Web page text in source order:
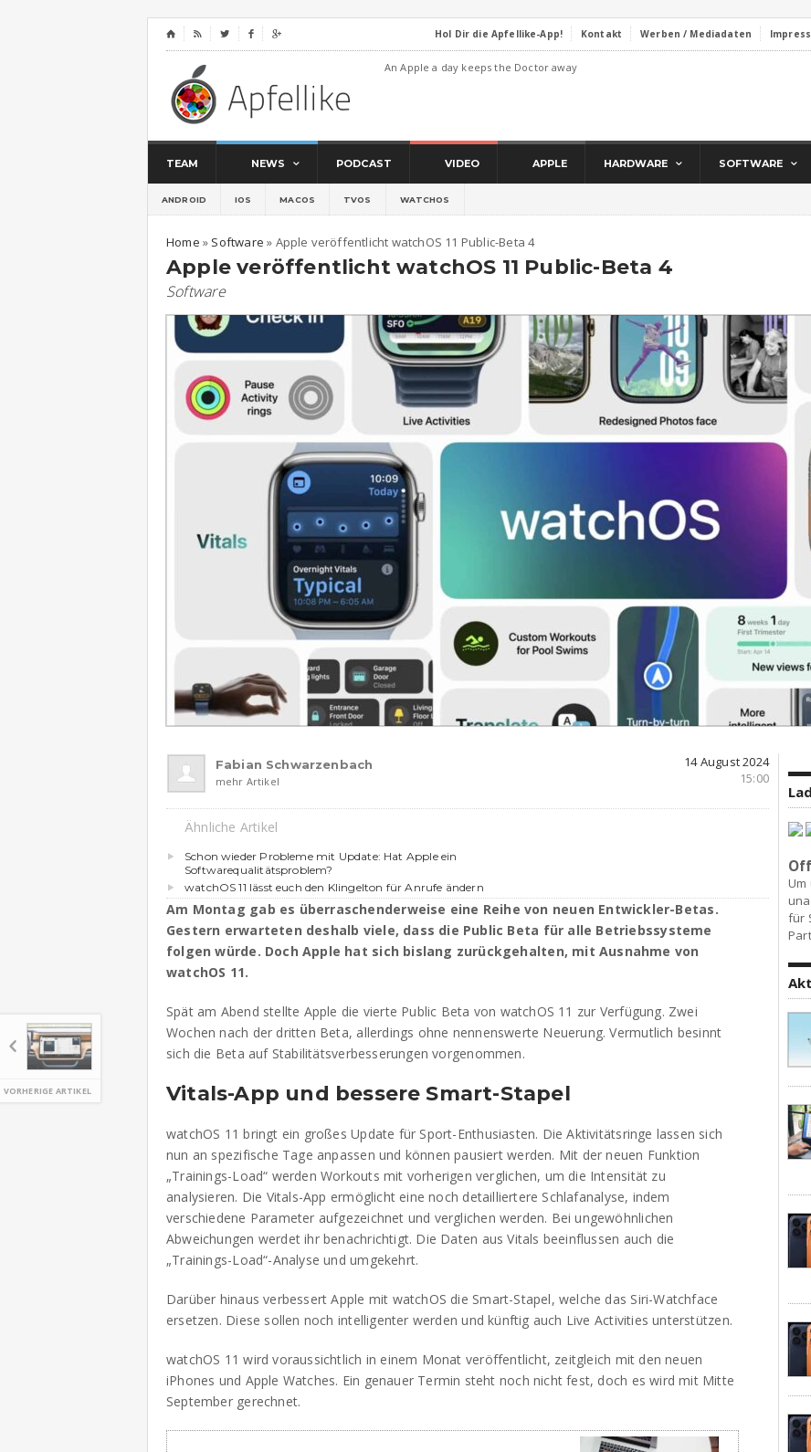
VORHERIGE ARTIKEL
⌂     Hol Dir die Apfellike-App! Kontakt Werben / Mediadaten
An Apple a day keeps the Doctor away
TEAM NEWS PODCAST VIDEO APPLE HARDWARE SOFTWARE
ANDROID IOS MACOS TVOS WATCHOS
Home » Software » Apple veröffentlicht watchOS 11 Public-Beta 4
Apple veröffentlicht watchOS 11 Public-Beta 4
Software
Fabian Schwarzenbach
mehr Artikel
14 August 2024
15:00
Ähnliche Artikel
Schon wieder Probleme mit Update: Hat Apple ein
Softwarequalitätsproblem?
watchOS 11 lässt euch den Klingelton für Anrufe ändern
Am Montag gab es überraschenderweise eine Reihe von neuen Entwickler-Betas.
Gestern erwarteten deshalb viele, dass die Public Beta für alle Betriebssysteme
folgen würde. Doch Apple hat sich bislang zurückgehalten, mit Ausnahme von
watchOS 11.
Spät am Abend stellte Apple die vierte Public Beta von watchOS 11 zur Verfügung. Zwei
Wochen nach der dritten Beta, allerdings ohne nennenswerte Neuerung. Vermutlich besinnt
sich die Beta auf Stabilitätsverbesserungen vorgenommen.
Vitals-App und bessere Smart-Stapel
watchOS 11 bringt ein großes Update für Sport-Enthusiasten. Die Aktivitätsringe lassen sich
nun an spezifische Tage anpassen und können pausiert werden. Mit der neuen Funktion
„Trainings-Load“ werden Workouts mit vorherigen verglichen, um die Intensität zu
analysieren. Die Vitals-App ermöglicht eine noch detailliertere Schlafanalyse, indem
verschiedene Parameter aufgezeichnet und verglichen werden. Bei ungewöhnlichen
Abweichungen werdet ihr benachrichtigt. Die Daten aus Vitals beeinflussen auch die
„Trainings-Load“-Analyse und umgekehrt.
Darüber hinaus verbessert Apple mit watchOS die Smart-Stapel, welche das Siri-Watchface
ersetzen. Diese sollen noch intelligenter werden und künftig auch Live Activities unterstützen.
watchOS 11 wird voraussichtlich in einem Monat veröffentlicht, zeitgleich mit den neuen
iPhones und Apple Watches. Ein genauer Termin steht noch nicht fest, doch es wird mit Mitte
September gerechnet.
für